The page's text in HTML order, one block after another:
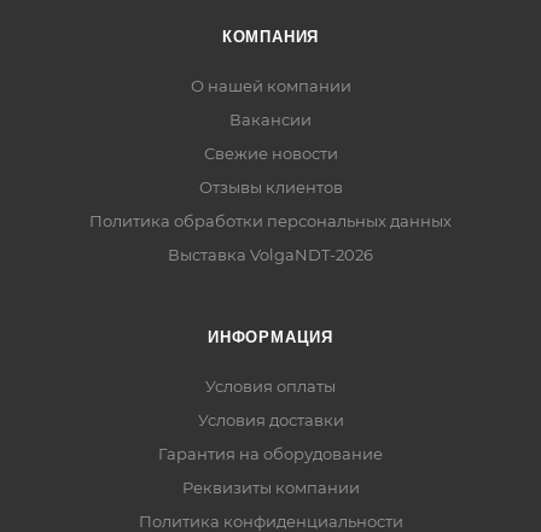
КОМПАНИЯ
О нашей компании
Вакансии
Свежие новости
Отзывы клиентов
Политика обработки персональных данных
Выставка VolgaNDT-2026
ИНФОРМАЦИЯ
Условия оплаты
Условия доставки
Гарантия на оборудование
Реквизиты компании
Политика конфиденциальности